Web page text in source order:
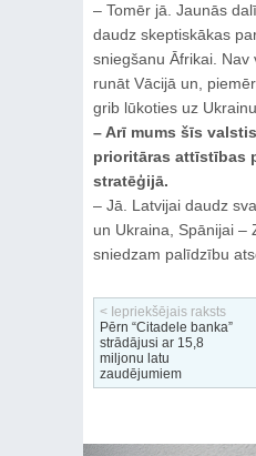
– Tomēr jā. Jaunās
daudz skeptiskākas
sniegšanu Āfrikai. Nav
runāt Vācijā un,
grib lūkoties uz
– Arī mums šīs
prioritāras attīstības
stratēģijā.
– Jā. Latvijai daudz
un Ukraina, Spānijai –
sniedzam palīdzību
< Iepriekšējais raksts
Pērn “Citadele banka”
strādājusi ar 15,8
miljonu latu
zaudējumiem